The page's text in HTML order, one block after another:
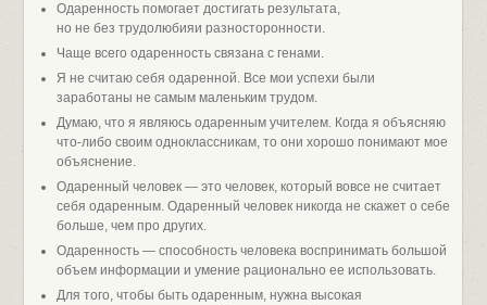
Одаренность помогает достигать результата,
но не без трудолюбияи разносторонности.
Чаще всего одаренность связана с генами.
Я не считаю себя одаренной. Все мои успехи были
заработаны не самым маленьким трудом.
Думаю, что я являюсь одаренным учителем. Когда я объясняю
что-либо своим одноклассникам, то они хорошо понимают мое
объяснение.
Одаренный человек — это человек, который вовсе не считает
себя одаренным. Одаренный человек никогда не скажет о себе
больше, чем про других.
Одаренность — способность человека воспринимать большой
объем информации и умение рационально ее использовать.
Для того, чтобы быть одаренным, нужна высокая